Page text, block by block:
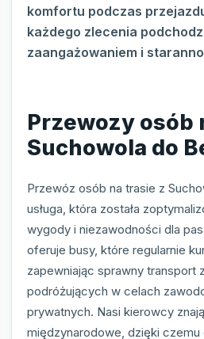
komfortu podczas
każdego zlecenia
zaangażowaniem i
Przewozy osób
Suchowola do
Przewóz osób na trasie z
usługa, która została
wygody i niezawodności dla
oferuje busy, które regularnie
zapewniając sprawny transport
podróżujących w celach
prywatnych. Nasi kierowcy
międzynarodowe, dzięki